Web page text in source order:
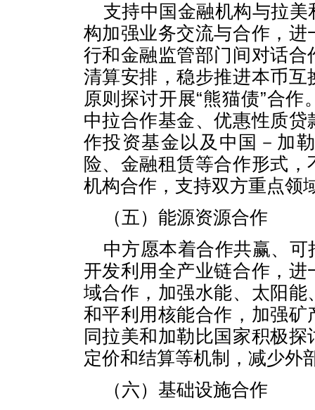
支持中国金融机构与拉
构加强业务交流与合作，
行和金融监管部门间对话
清算安排，稳步推进本币
原则探讨开展“熊猫债”合
中拉合作基金、优惠性质
作投资基金以及中国－加
险、金融租赁等合作形式
机构合作，支持双方重点领
（五）能源资源合作
中方愿本着合作共赢、
开发利用全产业链合作，
域合作，加强水能、太阳
和平利用核能合作，加强
同拉美和加勒比国家积极
定价和结算等机制，减少外
（六）基础设施合作